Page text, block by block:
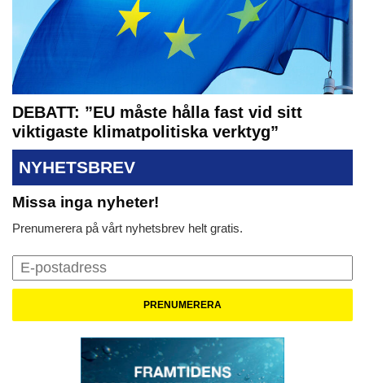
DEBATT: ”EU måste hålla fast vid sitt
viktigaste klimatpolitiska verktyg”
NYHETSBREV
Missa inga nyheter!
Prenumerera på vårt nyhetsbrev helt gratis.